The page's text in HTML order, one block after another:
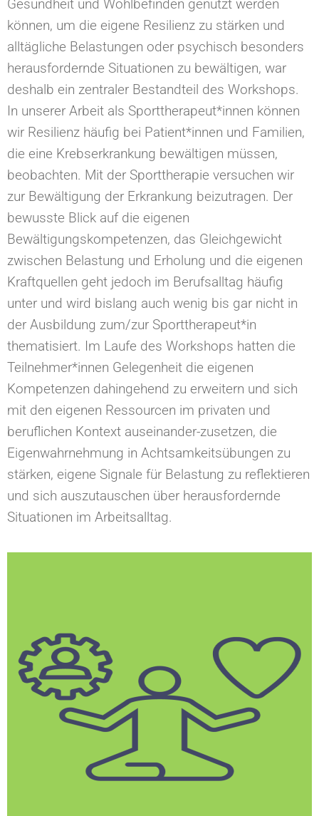
Gesundheit und Wohlbefinden genutzt werden
können, um die eigene Resilienz zu stärken und
alltägliche Belastungen oder psychisch besonders
herausfordernde Situationen zu bewältigen, war
deshalb ein zentraler Bestandteil des Workshops.
In unserer Arbeit als Sporttherapeut*innen können
wir Resilienz häufig bei Patient*innen und Familien,
die eine Krebserkrankung bewältigen müssen,
beobachten. Mit der Sporttherapie versuchen wir
zur Bewältigung der Erkrankung beizutragen. Der
bewusste Blick auf die eigenen
Bewältigungskompetenzen, das Gleichgewicht
zwischen Belastung und Erholung und die eigenen
Kraftquellen geht jedoch im Berufsalltag häufig
unter und wird bislang auch wenig bis gar nicht in
der Ausbildung zum/zur Sporttherapeut*in
thematisiert. Im Laufe des Workshops hatten die
Teilnehmer*innen Gelegenheit die eigenen
Kompetenzen dahingehend zu erweitern und sich
mit den eigenen Ressourcen im privaten und
beruflichen Kontext auseinander-zusetzen, die
Eigenwahrnehmung in Achtsamkeitsübungen zu
stärken, eigene Signale für Belastung zu reflektieren
und sich auszutauschen über herausfordernde
Situationen im Arbeitsalltag.